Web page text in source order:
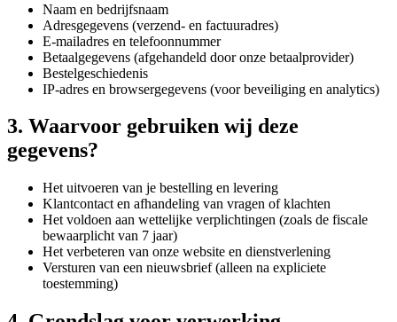
Naam en bedrijfsnaam
Adresgegevens (verzend- en factuuradres)
E-mailadres en telefoonnummer
Betaalgegevens (afgehandeld door onze betaalprovider)
Bestelgeschiedenis
IP-adres en browsergegevens (voor beveiliging en analytics)
3. Waarvoor gebruiken wij deze
gegevens?
Het uitvoeren van je bestelling en levering
Klantcontact en afhandeling van vragen of klachten
Het voldoen aan wettelijke verplichtingen (zoals de fiscale
bewaarplicht van 7 jaar)
Het verbeteren van onze website en dienstverlening
Versturen van een nieuwsbrief (alleen na expliciete
toestemming)